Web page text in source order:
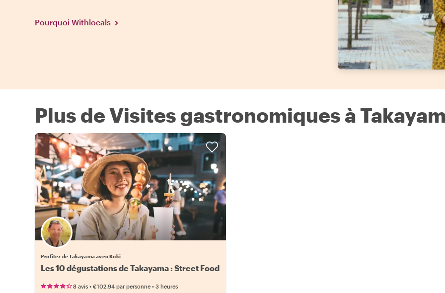
Pourquoi Withlocals
Plus de Visites gastronomiques à
Profitez de Takayama avec Koki
Les 10 dégustations de Takayama : Street Food
8 avis • €102.94 par personne • 3 heures